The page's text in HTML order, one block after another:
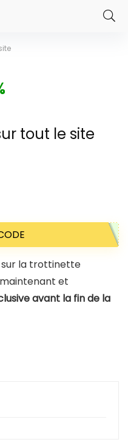
tout le site
sur la trottinette
et
avant la fin de la